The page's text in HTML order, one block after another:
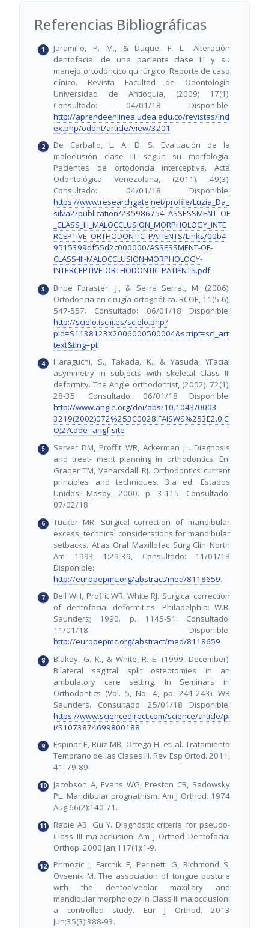
Referencias Bibliográficas
Jaramillo, P. M., & Duque, F. L.. Alteración
dentofacial de una paciente clase III y su
manejo ortodóncico quirúrgico: Reporte de caso
clínico. Revista Facultad de Odontología
Universidad de Antioquia, (2009) 17(1).
Consultado: 04/01/18 Disponible:
http://aprendeenlinea.udea.edu.co/revistas/ind
ex.php/odont/article/view/3201
De Carballo, L. A. D. S. Evaluación de la
maloclusión clase III según su morfología.
Pacientes de ortodoncia interceptiva. Acta
Odontológica Venezolana, (2011). 49(3).
Consultado: 04/01/18 Disponible:
https://www.researchgate.net/profile/Luzia_Da_
silva2/publication/235986754_ASSESSMENT_OF
_CLASS_III_MALOCCLUSION_MORPHOLOGY_INTE
RCEPTIVE_ORTHODONTIC_PATIENTS/Links/00b4
9515399df55d2c000000/ASSESSMENT-OF-
CLASS-III-MALOCCLUSION-MORPHOLOGY-
INTERCEPTIVE-ORTHODONTIC-PATIENTS.pdf
Birbe Foraster, J., & Serra Serrat, M. (2006).
Ortodoncia en cirugía ortognática. RCOE, 11(5-6),
547-557. Consultado: 06/01/18 Disponible:
http://scielo.isciii.es/scielo.php?
pid=S1138123X2006000500004&script=sci_art
text&tlng=pt
Haraguchi, S., Takada, K., & Yasuda, YFacial
asymmetry in subjects with skeletal Class III
deformity. The Angle orthodontist, (2002). 72(1),
28-35. Consultado: 06/01/18 Disponible:
http://www.angle.org/doi/abs/10.1043/0003-
3219(2002)072%253C0028:FAISWS%253E2.0.C
O;2?code=angf-site
Sarver DM, Proffit WR, Ackerman JL. Diagnosis
and treat- ment planning in orthodontics. En:
Graber TM, Vanarsdall RJ. Orthodontics current
principles and techniques. 3.a ed. Estados
Unidos: Mosby, 2000. p. 3-115. Consultado:
07/02/18
Tucker MR: Surgical correction of mandibular
excess, technical considerations for mandibular
setbacks. Atlas Oral Maxillofac Surg Clin North
Am 1993 1:29-39, Consultado: 11/01/18
Disponible:
http://europepmc.org/abstract/med/8118659.
Bell WH, Proffit WR, White RJ. Surgical correction
of dentofacial deformities. Philadelphia: W.B.
Saunders; 1990. p. 1145-51. Consultado:
11/01/18 Disponible:
http://europepmc.org/abstract/med/8118659
Blakey, G. K., & White, R. E. (1999, December).
Bilateral sagittal split osteotomies in an
ambulatory care setting. In Seminars in
Orthodontics (Vol. 5, No. 4, pp. 241-243). WB
Saunders. Consultado: 25/01/18 Disponible:
https://www.sciencedirect.com/science/article/pi
i/S1073874699800188
Espinar E, Ruiz MB, Ortega H, et. al. Tratamiento
Temprano de las Clases III. Rev Esp Ortod. 2011;
41: 79-89.
Jacobson A, Evans WG, Preston CB, Sadowsky
PL. Mandibular prognathism. Am J Orthod. 1974
Aug;66(2):140-71.
Rabie AB, Gu Y. Diagnostic criteria for pseudo-
Class III malocclusion. Am J Orthod Dentofacial
Orthop. 2000 Jan;117(1):1-9.
Primozic J, Farcnik F, Perinetti G, Richmond S,
Ovsenik M. The association of tongue posture
with the dentoalveolar maxillary and
mandibular morphology in Class III malocclusion:
a controlled study. Eur J Orthod. 2013
Jun;35(3):388-93.